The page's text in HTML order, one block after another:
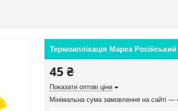
Термоаплікація Марка
45 ₴
Показати оптові ціни
Мінімальна сума замовлення на сайті —